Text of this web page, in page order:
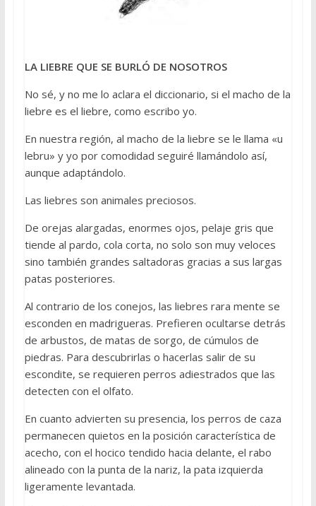
LA LIEBRE QUE SE BURLÓ DE NOSOTROS
No sé, y no me lo aclara el diccionario, si el macho de la
liebre es el liebre, como escribo yo.
En nuestra región, al macho de la liebre se le llama «u
lebru» y yo por comodidad seguiré llamándolo así,
aunque adaptándolo.
Las liebres son animales preciosos.
De orejas alargadas, enormes ojos, pelaje gris que
tiende al pardo, cola corta, no solo son muy veloces
sino también grandes saltadoras gracias a sus largas
patas posteriores.
Al contrario de los conejos, las liebres rara mente se
esconden en madrigueras. Prefieren ocultarse detrás
de arbustos, de matas de sorgo, de cúmulos de
piedras. Para descubrirlas o hacerlas salir de su
escondite, se requieren perros adiestrados que las
detecten con el olfato.
En cuanto advierten su presencia, los perros de caza
permanecen quietos en la posición característica de
acecho, con el hocico tendido hacia delante, el rabo
alineado con la punta de la nariz, la pata izquierda
ligeramente levantada.